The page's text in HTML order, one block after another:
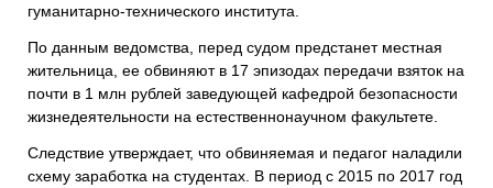
гуманитарно-технического института.
По данным ведомства, перед судом предстанет местная
жительница, ее обвиняют в 17 эпизодах передачи взяток на
почти в 1 млн рублей заведующей кафедрой безопасности
жизнедеятельности на естественнонаучном факультете.
Следствие утверждает, что обвиняемая и педагог наладили
схему заработка на студентах. В период с 2015 по 2017 год